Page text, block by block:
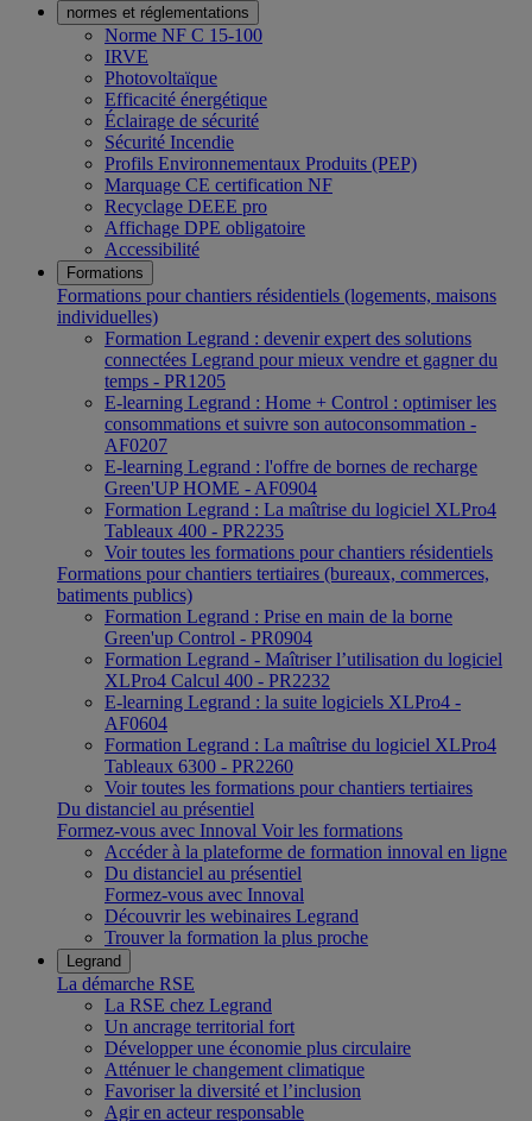
normes et réglementations
Norme NF C 15-100
IRVE
Photovoltaïque
Efficacité énergétique
Éclairage de sécurité
Sécurité Incendie
Profils Environnementaux Produits (PEP)
Marquage CE certification NF
Recyclage DEEE pro
Affichage DPE obligatoire
Accessibilité
Formations
Formations pour chantiers résidentiels (logements, maisons
individuelles)
Formation Legrand : devenir expert des solutions
connectées Legrand pour mieux vendre et gagner du
temps - PR1205
E-learning Legrand : Home + Control : optimiser les
consommations et suivre son autoconsommation -
AF0207
E-learning Legrand : l'offre de bornes de recharge
Green'UP HOME - AF0904
Formation Legrand : La maîtrise du logiciel XLPro4
Tableaux 400 - PR2235
Voir toutes les formations pour chantiers résidentiels
Formations pour chantiers tertiaires (bureaux, commerces,
batiments publics)
Formation Legrand : Prise en main de la borne
Green'up Control - PR0904
Formation Legrand - Maîtriser l’utilisation du logiciel
XLPro4 Calcul 400 - PR2232
E-learning Legrand : la suite logiciels XLPro4 -
AF0604
Formation Legrand : La maîtrise du logiciel XLPro4
Tableaux 6300 - PR2260
Voir toutes les formations pour chantiers tertiaires
Du distanciel au présentiel
Formez-vous avec Innoval Voir les formations
Accéder à la plateforme de formation innoval en ligne
Du distanciel au présentiel
Formez-vous avec Innoval
Découvrir les webinaires Legrand
Trouver la formation la plus proche
Legrand
La démarche RSE
La RSE chez Legrand
Un ancrage territorial fort
Développer une économie plus circulaire
Atténuer le changement climatique
Favoriser la diversité et l’inclusion
Agir en acteur responsable